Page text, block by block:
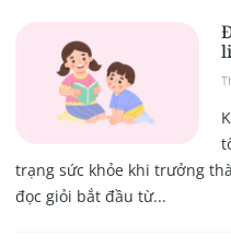
trạng sức khỏe khi trưởng
đọc giỏi bắt đầu từ...